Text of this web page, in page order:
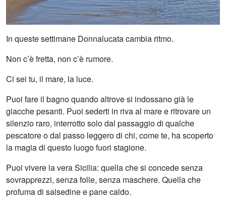
In queste settimane Donnalucata cambia ritmo.
Non c’è fretta, non c’è rumore.
Ci sei tu, il mare, la luce.
Puoi fare il bagno quando altrove si indossano già le
giacche pesanti. Puoi sederti in riva al mare e ritrovare un
silenzio raro, interrotto solo dal passaggio di qualche
pescatore o dal passo leggero di chi, come te, ha scoperto
la magia di questo luogo fuori stagione.
Puoi vivere la vera Sicilia: quella che si concede senza
sovrapprezzi, senza folle, senza maschere. Quella che
profuma di salsedine e pane caldo.